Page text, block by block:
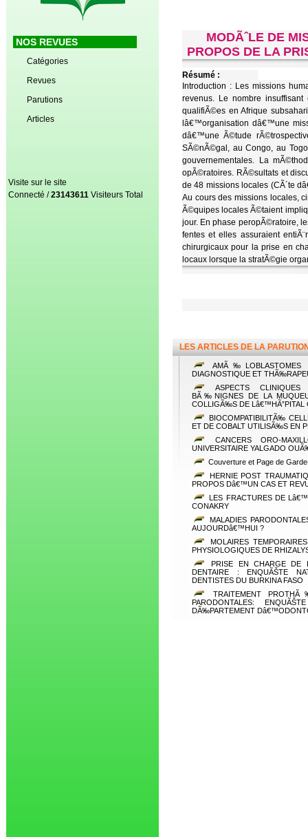
NOS REVUES
Catégories
Revues
Parutions
Articles
Visite sur le site
Connecté /23143611Visiteurs Total
MODÃˆLE DE
PROPOS DE LA
Résumé :
Introduction : Les missions
revenus. Le nombre
qualifiÃ©es en Afrique
lâ€™organisation dâ€™une
dâ€™une Ã©tude
SÃ©nÃ©gal, au Congo, au
gouvernementales. La
opÃ©ratoires. RÃ©sultats et
de 48 missions locales (CÃ´te
Au cours des missions locales,
Ã©quipes locales Ã©taient
jour. En phase peropÃ©ratoire,
fentes et elles assuraient
chirurgicaux pour la prise en
locaux lorsque la stratÃ©gie
LES ARTICLES DE LA
DIAGNOSTIQUE ET
ASPECTS CLINIQUES
BÃ‰NIGNES DE LA
COLLIGÃ‰S DE
BIOCOMPATIBILITÃ‰
ET DE COBALT UTILISÃ‰S EN
CANCERS ORO-
UNIVERSITAIRE YALGADO
Couverture et Page de
HERNIE POST
PROPOS Dâ€™UN CAS ET
LES FRACTURES DE
CONAKRY
MALADIES
AUJOURDâ€™HUI ?
MOLAIRES
PHYSIOLOGIQUES DE
PRISE EN CHARGE DE
DENTAIRE : ENQUÃŠTE
DENTISTES DU BURKINA FASO
TRAITEMENT
PARODONTALES:
DÃ‰PARTEMENT